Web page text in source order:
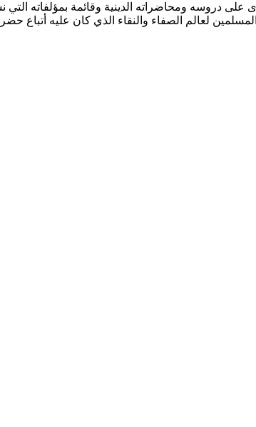
دروسه ومحاضراته الدينية وقائمة بمؤلفاته
لعالم الصفاء والنقاء الذي كان عليه أتباع